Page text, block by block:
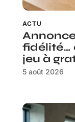
ACTU
fidélité…
jeu à
5 août 2026